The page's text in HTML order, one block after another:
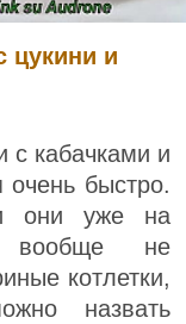
и
с кабачками и
очень быстро.
они уже на
вообще не
котлетки,
назвать